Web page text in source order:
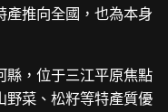
產推向全國，也為本身
縣，位于三江平原焦點
野菜、松籽等特產質優